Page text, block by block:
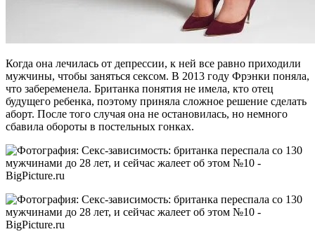
Когда она лечилась от депрессии, к ней все равно приходили
мужчины, чтобы заняться сексом. В 2013 году Фрэнки поняла,
что забеременела. Британка понятия не имела, кто отец
будущего ребенка, поэтому приняла сложное решение сделать
аборт. После того случая она не остановилась, но немного
сбавила обороты в постельных гонках.